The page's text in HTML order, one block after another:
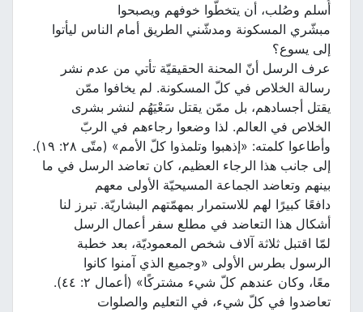
أُسلم وصُلب، أن يتخطّوا خوفهم ويصبحوا
مبشّري المسكونة ومدشّني الطريق أمام الناس ليأتوا
إلى يسوع؟
عرف الرسل أنّ المحنة الحقيقيّة تأتي من عدم نشر
رسالة الخلاص في كلّ المسكونة. لم يخافوا ممّن
يقتل أجسادهم، بل ممّن يقتل سَعْيَهُم لنشر بشرى
الخلاص في العالم. لذا وضعوا رجاءهم في الربّ
وأطاعوا كلمته: «إذهبوا وتلمذوا كلّ الأمم» (متّى ٢٨: ١٩).
إلى جانب هذا الرجاء العظيم، كان تعاضد الرسل في ما
بينهم وتعاضد الجماعة المسيحيّة الأولى معهم
دافعًا كبيرًا لهم للاستمرار بمهمّتهم البشاريّة. تبرز لنا
أشكال هذا التعاضد في مطلع سفر أعمال الرسل
لمّا اقتبل ثلاثة آلاف شخص المعموديّة، بعد خطبة
الرسول بطرس الأولى «وجميع الذي آمنوا كانوا
معًا، وكان عندهم كلّ شيء مشتركًا» (أعمال ٢: ٤٤).
تعاضدوا في كلّ شيء، في التعليم والصلوات